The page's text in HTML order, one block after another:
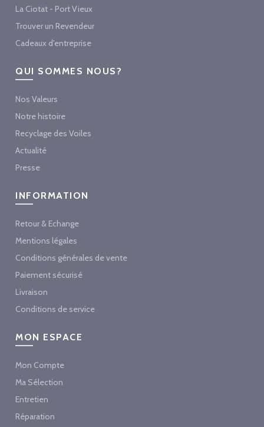
La Ciotat - Port Vieux
Trouver un Revendeur
Cadeaux d'entreprise
QUI SOMMES NOUS?
Nos Valeurs
Notre histoire
Recyclage des Voiles
Actualité
Presse
INFORMATION
Retour & Echange
Mentions légales
Conditions générales de vente
Paiement sécurisé
Livraison
Conditions de service
MON ESPACE
Mon Compte
Ma Sélection
Entretien
Réparation